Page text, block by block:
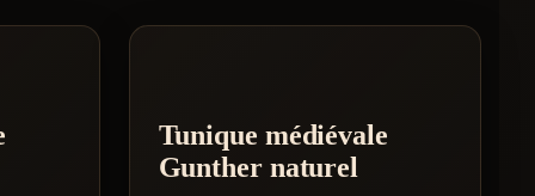
Tunique médiévale
Gunther naturel